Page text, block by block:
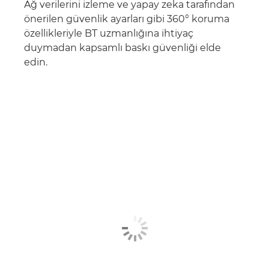
Ağ verilerini izleme ve yapay zeka tarafından
önerilen güvenlik ayarları gibi 360° koruma
özellikleriyle BT uzmanlığına ihtiyaç
duymadan kapsamlı baskı güvenliği elde
edin.